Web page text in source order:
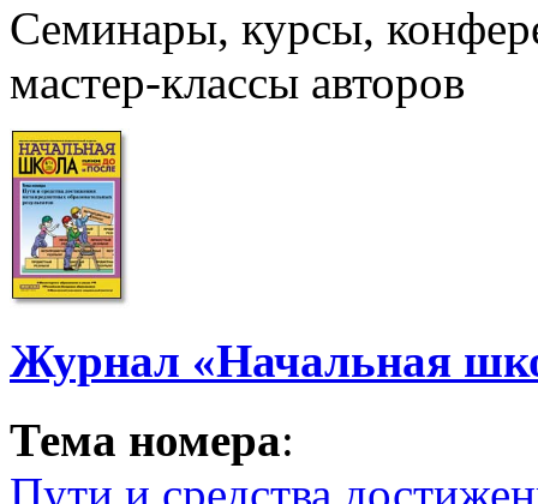
Семинары, курсы,
мастер-классы авторов
Журнал «Начальная
Тема номера: